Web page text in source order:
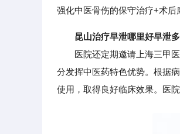
强化中医骨伤的保守治疗+术后
昆山治疗早泄哪里好早泄
医院还定期邀请上海三甲医
分发挥中医药特色优势。根据
使用，取得良好临床效果。医院